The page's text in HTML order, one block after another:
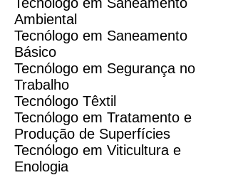
Ambiental
Tecnólogo em Saneamento
Básico
Tecnólogo em Segurança no
Trabalho
Tecnólogo Têxtil
Tecnólogo em Tratamento e
Produção de Superfícies
Tecnólogo em Viticultura e
Enologia